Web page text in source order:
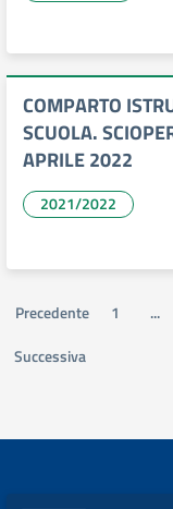
COMPARTO
SCUOLA.
APRILE 2022
2021/2022
Precedente 1 ...
Successiva